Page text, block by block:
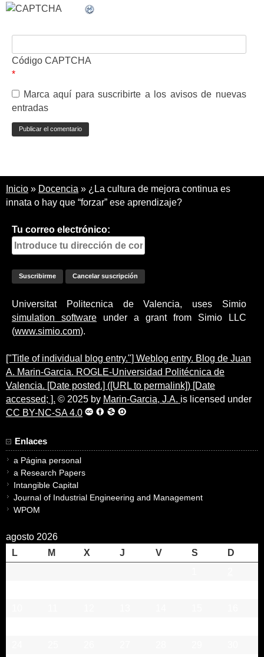
Código CAPTCHA
*
Marca aquí para suscribirte a los avisos de nuevas
entradas
Inicio » Docencia » ¿La cultura de mejora continua es
innata o hay que “forzar” ese aprendizaje?
Tu correo electrónico:
Universitat Politecnica de Valencia, uses Simio
simulation software under a grant from Simio LLC
(www.simio.com).
["Title of individual blog entry."] Weblog entry. Blog de Juan
A. Marin-Garcia. ROGLE-Universidad Politécnica de
Valencia. [Date posted.] ([URL to permalink]) [Date
accessed; ]. © 2025 by Marin-Garcia, J.A. is licensed under
CC BY-NC-SA 4.0
Enlaces
a Página personal
a Research Papers
Intangible Capital
Journal of Industrial Engineering and Management
WPOM
agosto 2026
L
M X J V S
D